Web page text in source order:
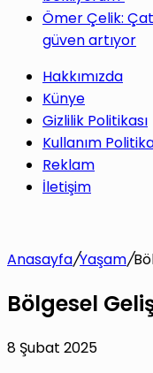
Ömer Çelik:
güven artıyor
Hakkımızda
Künye
Gizlilik Politikası
Kullanım
Reklam
İletişim
Anasayfa/Yaşam/
Bölgesel
8 Şubat 2025